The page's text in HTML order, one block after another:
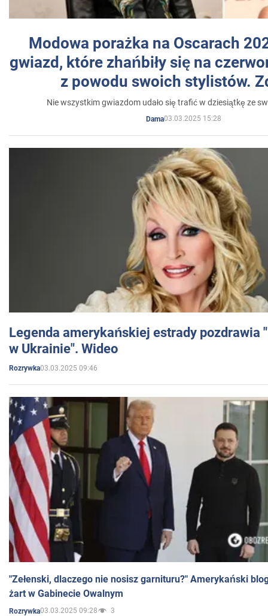
Modowa porażka na Oscarach
gwiazd, które zhańbiły się na
z powodu swoich stylistów.
Nie wszystkim gwiazdom udało się trafić w dziesiątkę ze
Dama03.03.2025 15:28
Legenda amerykańskiej estrady pozdrawia
w Ukrainie". Wideo
Rozrywka03.03.2025 09:46
"Zełenski, dlaczego nie nosisz garnituru?" Amerykański
żart w Gabinecie Owalnym
Rozrywka03.03.2025 09:28 3